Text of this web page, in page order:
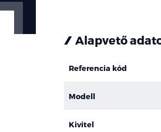
Alapvető
Referencia kód
Modell
Kivitel